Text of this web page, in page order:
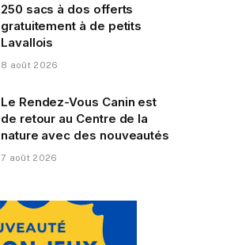
250 sacs à dos offerts
gratuitement à de petits
Lavallois
8 août 2026
Le Rendez-Vous Canin est
de retour au Centre de la
nature avec des nouveautés
7 août 2026